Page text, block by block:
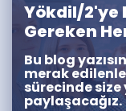
Kitaplar ve
Katılımcı
Faydalı
Yökdil/2'ye
Gereken
Bu blog
merak
sürecinde size
paylaşacağız.